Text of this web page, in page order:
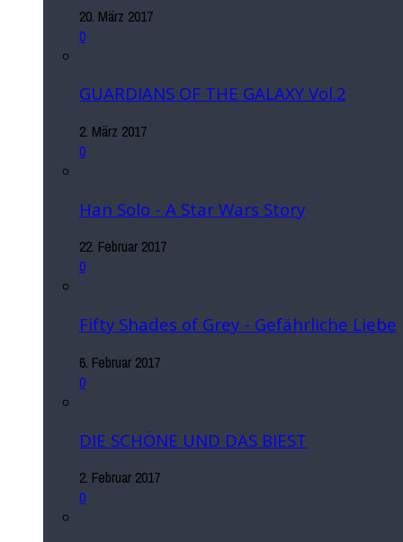
20. März 2017
0
GUARDIANS OF THE GALAXY Vol.2
2. März 2017
0
Han Solo - A Star Wars Story
22. Februar 2017
0
Fifty Shades of Grey - Gefährliche Liebe
6. Februar 2017
0
DIE SCHÖNE UND DAS BIEST
2. Februar 2017
0